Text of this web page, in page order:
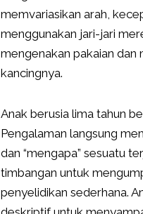
memvariasikan arah,
menggunakan jari-jari
mengenakan pakaian
kancingnya.
Anak berusia lima tahun
Pengalaman langsung
dan “mengapa” sesuatu
timbangan untuk
penyelidikan sederhana.